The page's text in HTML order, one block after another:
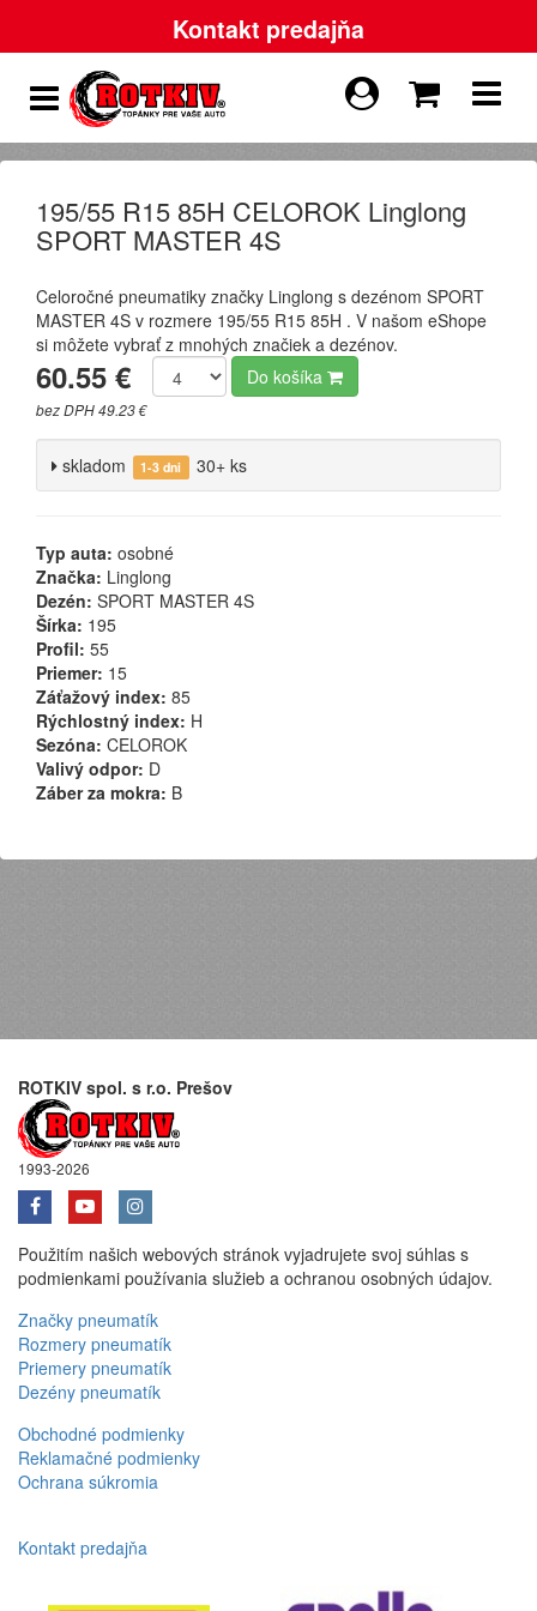
Kontakt predajňa
195/55 R15 85H CELOROK Linglong
SPORT MASTER 4S
Celoročné pneumatiky značky Linglong s dezénom SPORT
MASTER 4S v rozmere 195/55 R15 85H . V našom eShope
si môžete vybrať z mnohých značiek a dezénov.
60.55 €
bez DPH 49.23 €
Do košíka
skladom 1-3 dni 30+ ks
Typ auta: osobné
Značka: Linglong
Dezén: SPORT MASTER 4S
Šírka: 195
Profil: 55
Priemer: 15
Záťažový index: 85
Rýchlostný index: H
Sezóna: CELOROK
Valivý odpor: D
Záber za mokra: B
ROTKIV spol. s r.o. Prešov
1993-2026
Použitím našich webových stránok vyjadrujete svoj súhlas s
podmienkami používania služieb a ochranou osobných údajov.
Značky pneumatík
Rozmery pneumatík
Priemery pneumatík
Dezény pneumatík
Obchodné podmienky
Reklamačné podmienky
Ochrana súkromia
Kontakt predajňa